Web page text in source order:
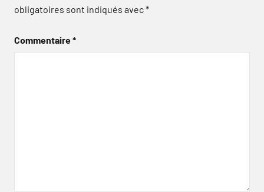
obligatoires sont indiqués avec*
Commentaire*